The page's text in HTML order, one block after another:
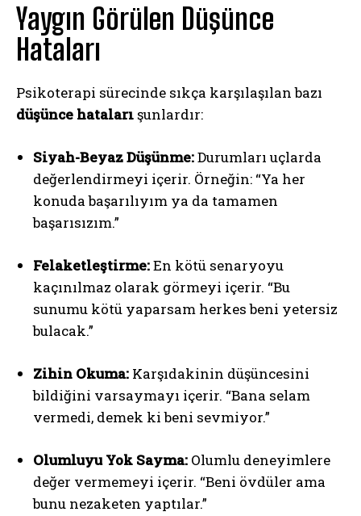
Yaygın Görülen Düşünce
Hataları
Psikoterapi sürecinde sıkça karşılaşılan bazı
düşünce hatalarışunlardır:
Siyah-Beyaz Düşünme:Durumları uçlarda
değerlendirmeyi içerir. Örneğin: “Ya her
konuda başarılıyım ya da tamamen
başarısızım.”
Felaketleştirme:En kötü senaryoyu
kaçınılmaz olarak görmeyi içerir. “Bu
sunumu kötü yaparsam herkes beni yetersiz
bulacak.”
Zihin Okuma: Karşıdakinin düşüncesini
bildiğini varsaymayı içerir. “Bana selam
vermedi, demek ki beni sevmiyor.”
Olumluyu Yok Sayma: Olumlu deneyimlere
değer vermemeyi içerir. “Beni övdüler ama
bunu nezaketen yaptılar.”